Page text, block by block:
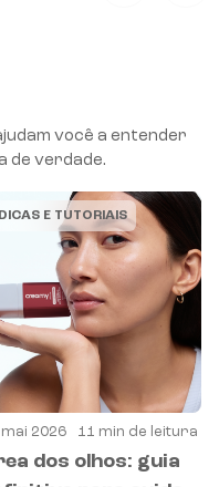
você a entender
de verdade.
DICAS E TUTORIAIS
mai 2026 11 min de leitura
dos olhos: guia